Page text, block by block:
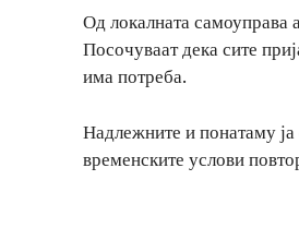
Од локалната самоуправа
Посочуваат дека сите
има потреба.
Надлежните и понатаму ја
временските услови